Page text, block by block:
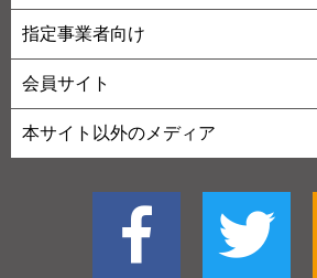
指定事業者向け
会員サイト
本サイト以外のメディア